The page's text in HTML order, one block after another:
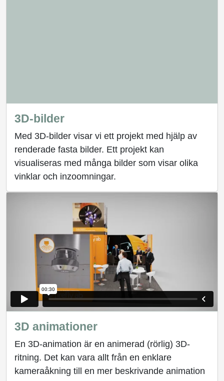
3D-bilder
Med 3D-bilder visar vi ett projekt med hjälp av
renderade fasta bilder. Ett projekt kan
visualiseras med många bilder som visar olika
vinklar och inzoomningar.
3D animationer
En 3D-animation är en animerad (rörlig) 3D-
ritning. Det kan vara allt från en enklare
kameraåkning till en mer beskrivande animation